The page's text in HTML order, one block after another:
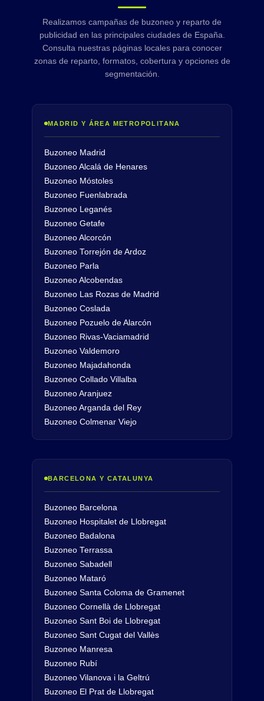
Realizamos campañas de buzoneo y reparto de
publicidad en las principales ciudades de España.
Consulta nuestras páginas locales para conocer
zonas de reparto, formatos, cobertura y opciones de
segmentación.
MADRID Y ÁREA METROPOLITANA
Buzoneo Madrid
Buzoneo Alcalá de Henares
Buzoneo Móstoles
Buzoneo Fuenlabrada
Buzoneo Leganés
Buzoneo Getafe
Buzoneo Alcorcón
Buzoneo Torrejón de Ardoz
Buzoneo Parla
Buzoneo Alcobendas
Buzoneo Las Rozas de Madrid
Buzoneo Coslada
Buzoneo Pozuelo de Alarcón
Buzoneo Rivas-Vaciamadrid
Buzoneo Valdemoro
Buzoneo Majadahonda
Buzoneo Collado Villalba
Buzoneo Aranjuez
Buzoneo Arganda del Rey
Buzoneo Colmenar Viejo
BARCELONA Y CATALUNYA
Buzoneo Barcelona
Buzoneo Hospitalet de Llobregat
Buzoneo Badalona
Buzoneo Terrassa
Buzoneo Sabadell
Buzoneo Mataró
Buzoneo Santa Coloma de Gramenet
Buzoneo Cornellà de Llobregat
Buzoneo Sant Boi de Llobregat
Buzoneo Sant Cugat del Vallès
Buzoneo Manresa
Buzoneo Rubí
Buzoneo Vilanova i la Geltrú
Buzoneo El Prat de Llobregat